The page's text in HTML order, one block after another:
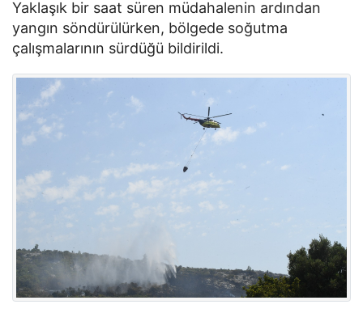
Yaklaşık bir saat süren müdahalenin ardından
yangın söndürülürken, bölgede soğutma
çalışmalarının sürdüğü bildirildi.